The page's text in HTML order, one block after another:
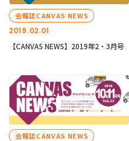
2019.02.01
会報誌CANVAS NEWS
【CANVAS NEWS】2019年2・3月号
会報誌CANVAS NEWS